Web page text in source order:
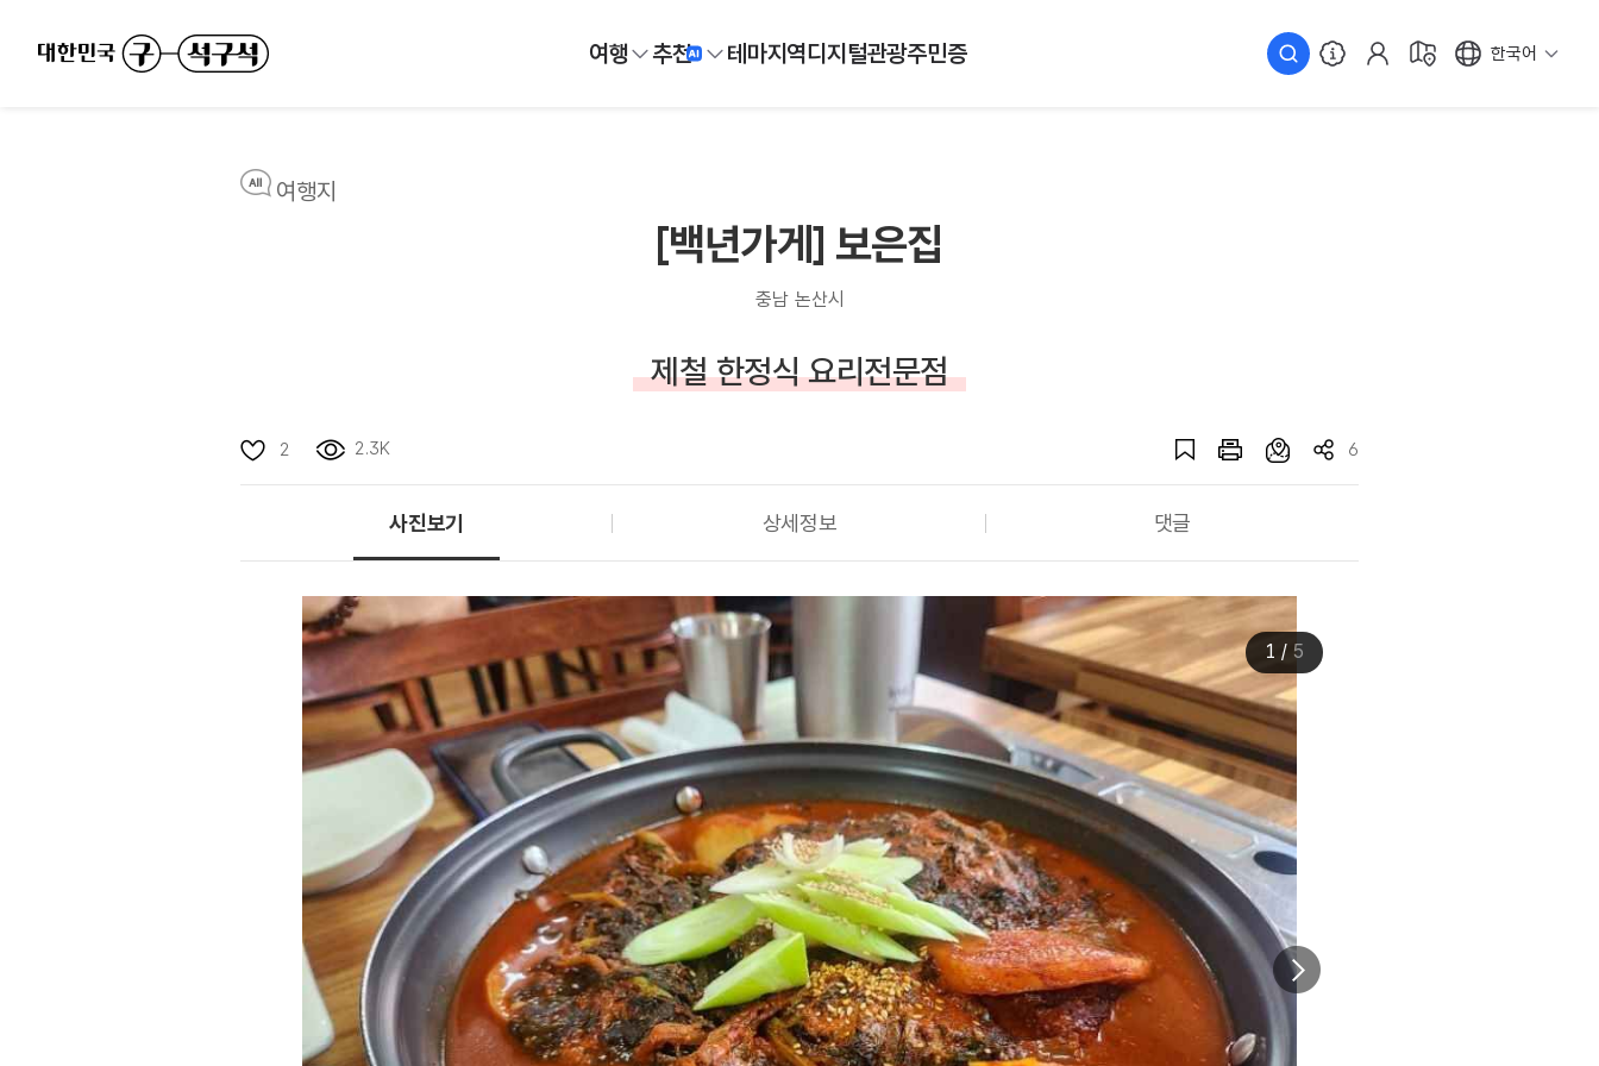
여행 추천 테마지역디지털관광주민증 한국어
여행지
[백년가게] 보은집
충남 논산시
제철 한정식 요리전문점
2 2.3K 6
사진보기 상세정보 댓글
1 / 5